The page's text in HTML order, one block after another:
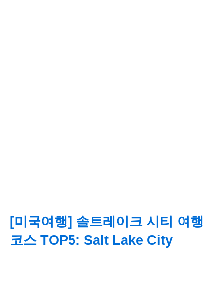
[미국여행] 솔트레이크 시티 여행
코스 TOP5: Salt Lake City